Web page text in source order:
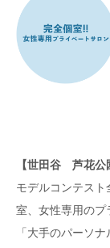
【世田谷 芦花公
モデルコンテス
室、女性専用の
「大手のパーソ